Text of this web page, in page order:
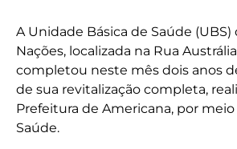
A Unidade Básica de Saúde (UBS)
Nações, localizada na Rua
completou neste mês dois anos
de sua revitalização completa,
Prefeitura de Americana, por
Saúde.